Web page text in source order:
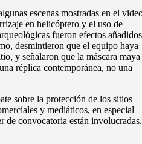
escenas mostradas en el
en helicóptero y el uso de
fueron efectos añadidos
desmintieron que el equipo haya
y señalaron que la máscara maya
réplica contemporánea, no una
sobre la protección de los sitios
y mediáticos, en especial
de convocatoria están involucradas.